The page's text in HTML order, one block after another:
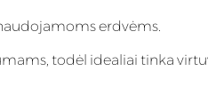
erdvėms.
todėl idealiai tinka